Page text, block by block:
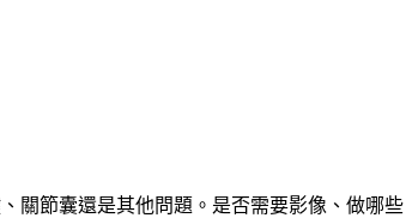
關節囊還是其他問題。是否需要影像、做哪些